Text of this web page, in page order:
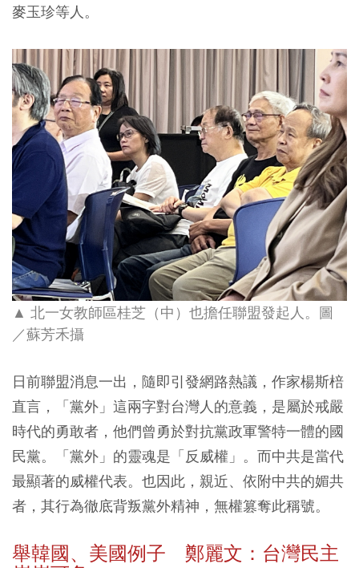
麥玉珍等人。
▲ 北一女教師區桂芝（中）也擔任聯盟發起人 。圖
／蘇芳禾攝
日前聯盟消息一出，隨即引發網路熱議，作家楊斯棓
直言，「黨外」這兩字對台灣人的意義，是屬於戒嚴
時代的勇敢者，他們曾勇於對抗黨政軍警特一體的國
民黨。「黨外」的靈魂是「反威權」。而中共是當代
最顯著的威權代表。也因此，親近、依附中共的媚共
者，其行為徹底背叛黨外精神，無權篡奪此稱號。
舉韓國、美國例子 鄭麗文：台灣民主